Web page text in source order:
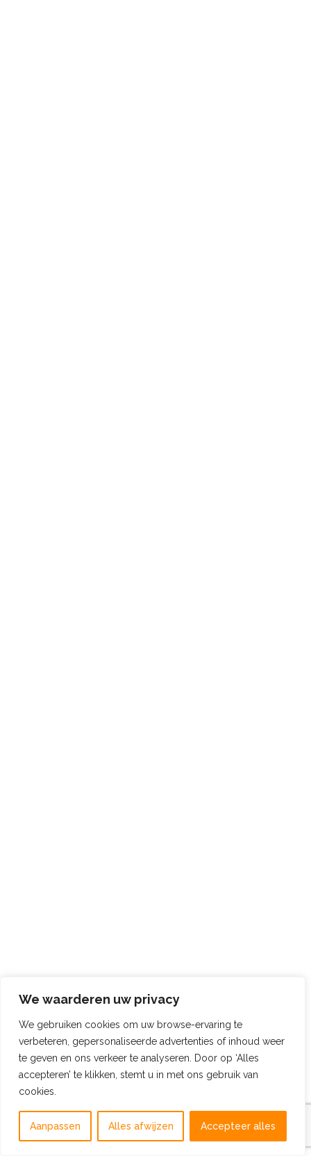
We waarderen uw privacy
We gebruiken cookies om uw browse-ervaring te
verbeteren, gepersonaliseerde advertenties of inhoud weer
te geven en ons verkeer te analyseren. Door op ‘Alles
accepteren’ te klikken, stemt u in met ons gebruik van
cookies.
Aanpassen Alles afwijzen Accepteer alles